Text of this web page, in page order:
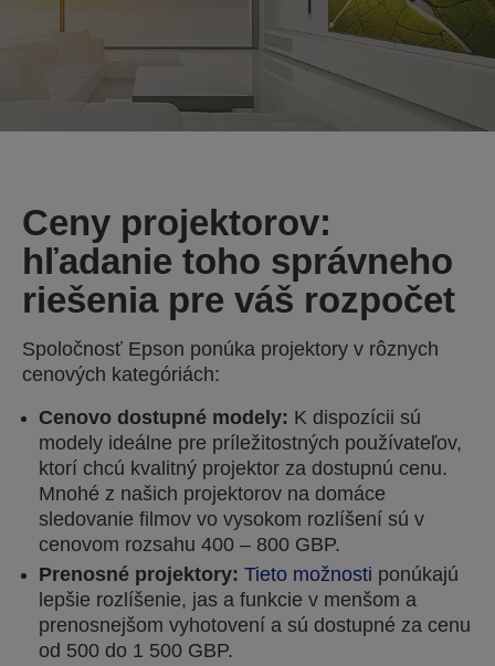
Ceny projektorov:
hľadanie toho správneho
riešenia pre váš rozpočet
Spoločnosť Epson ponúka projektory v rôznych
cenových kategóriách:
Cenovo dostupné modely: K dispozícii sú
modely ideálne pre príležitostných používateľov,
ktorí chcú kvalitný projektor za dostupnú cenu.
Mnohé z našich projektorov na domáce
sledovanie filmov vo vysokom rozlíšení sú v
cenovom rozsahu 400 – 800 GBP.
Prenosné projektory: Tieto možnosti ponúkajú
lepšie rozlíšenie, jas a funkcie v menšom a
prenosnejšom vyhotovení a sú dostupné za cenu
od 500 do 1 500 GBP.